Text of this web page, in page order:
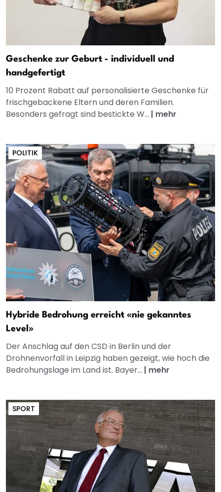
Geschenke zur Geburt - individuell und
handgefertigt
10 Prozent Rabatt auf personalisierte Geschenke für
frischgebackene Eltern und deren Familien.
Besonders gefragt sind bestickte W... | mehr
POLITIK
Hybride Bedrohung erreicht «nie gekanntes
Level»
Der Anschlag auf den CSD in Berlin und der
Drohnenvorfall in Leipzig haben gezeigt, wie hoch die
Bedrohungslage im Land ist. Bayer... | mehr
SPORT